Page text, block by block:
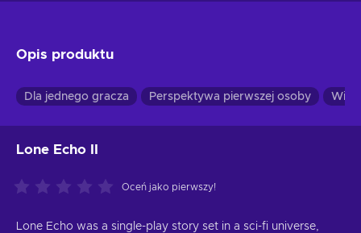
Opis produktu
Dla jednego gracza Perspektywa pierwszej osoby
Lone Echo II
Oceń jako pierwszy!
Lone Echo was a single-play story set in a sci-fi universe,